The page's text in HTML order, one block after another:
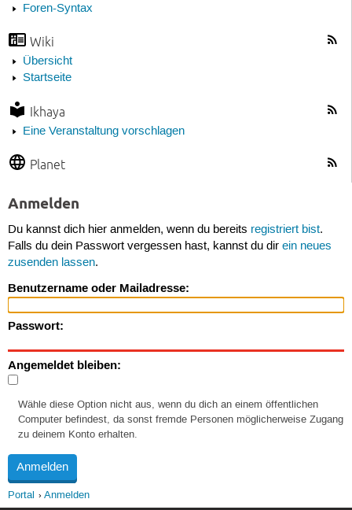
Foren-Syntax
Wiki
Übersicht
Startseite
Ikhaya
Eine Veranstaltung vorschlagen
Planet
Anmelden
Du kannst dich hier anmelden, wenn du bereits registriert bist.
Falls du dein Passwort vergessen hast, kannst du dir ein neues
zusenden lassen.
Benutzername oder Mailadresse:
Passwort:
Angemeldet bleiben:
Wähle diese Option nicht aus, wenn du dich an einem öffentlichen
Computer befindest, da sonst fremde Personen möglicherweise Zugang
zu deinem Konto erhalten.
Portal Anmelden